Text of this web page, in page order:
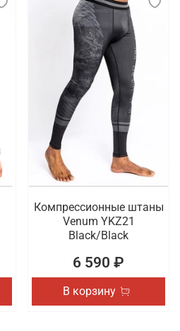
Компрессионные штаны
Venum YKZ21
Black/Black
6 590 ₽
В корзину